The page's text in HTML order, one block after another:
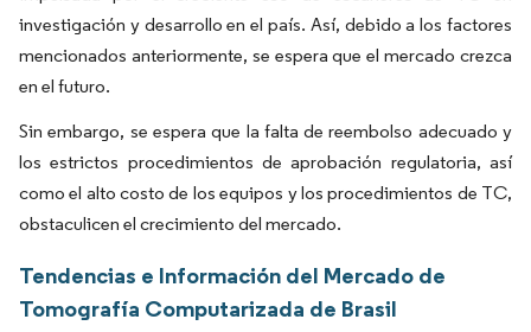
investigación y desarrollo en el país. Así, debido a los factores
mencionados anteriormente, se espera que el mercado crezca
en el futuro.
Sin embargo, se espera que la falta de reembolso adecuado y
los estrictos procedimientos de aprobación regulatoria, así
como el alto costo de los equipos y los procedimientos de TC,
obstaculicen el crecimiento del mercado.
Tendencias e Información del Mercado de
Tomografía Computarizada de Brasil